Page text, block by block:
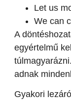
Let us
We can
A
egyértelmű
adnak
Gyakori